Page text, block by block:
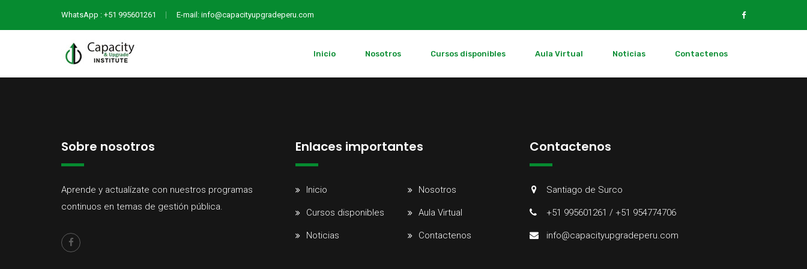
WhatsApp : +51 995601261 E-mail: info@capacityupgradeperu.com
Inicio Nosotros Cursos disponibles Aula Virtual Noticias Contactenos
Sobre nosotros
Aprende y actualízate con nuestros programas
continuos en temas de gestión pública.
Enlaces importantes
Inicio Nosotros
Cursos disponibles Aula Virtual
Noticias Contactenos
Contactenos
Santiago de Surco
+51 995601261 / +51 954774706
info@capacityupgradeperu.com